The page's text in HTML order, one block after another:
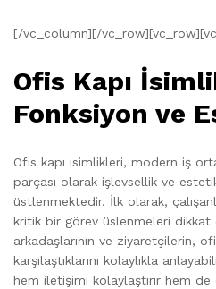
[/vc_column][/
Ofis Kapı
Fonksiyon ve
Ofis kapı isimlikleri, modern iş
parçası olarak işlevsellik ve
üstlenmektedir. İlk olarak,
kritik bir görev üslenmeleri dikkat
arkadaşlarının ve ziyaretçilerin,
karşılaştıklarını kolaylıkla
hem iletişimi kolaylaştırır hem